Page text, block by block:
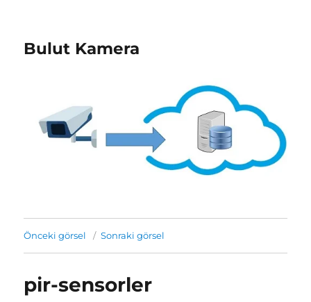
Bulut Kamera
Önceki görsel Sonraki görsel
pir-sensorler